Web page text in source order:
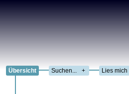
Übersicht + Lies mich